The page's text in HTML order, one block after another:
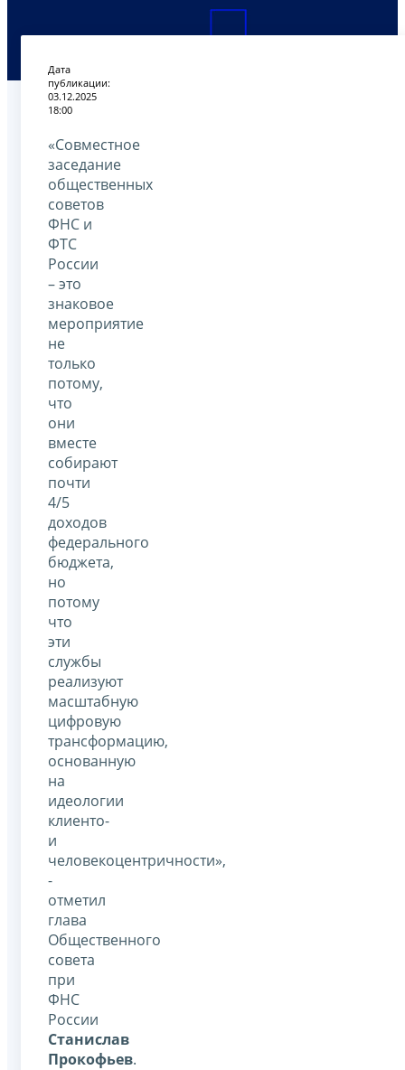
Дата
публикации:
03.12.2025
18:00
«Совместное
заседание
общественных
советов
ФНС и
ФТС
России
– это
знаковое
мероприятие
не
только
потому,
что
они
вместе
собирают
почти
4/5
доходов
федерального
бюджета,
но
потому
что
эти
службы
реализуют
масштабную
цифровую
трансформацию,
основанную
на
идеологии
клиенто-
и
человекоцентричности»,
-
отметил
глава
Общественного
совета
при
ФНС
России
Станислав
Прокофьев.